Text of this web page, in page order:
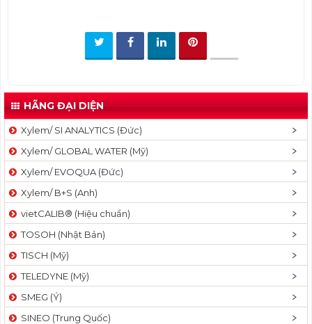
HÃNG ĐẠI DIỆN
Xylem/ SI ANALYTICS (Đức)
Xylem/ GLOBAL WATER (Mỹ)
Xylem/ EVOQUA (Đức)
Xylem/ B+S (Anh)
vietCALIB® (Hiệu chuẩn)
TOSOH (Nhật Bản)
TISCH (Mỹ)
TELEDYNE (Mỹ)
SMEG (Ý)
SINEO (Trung Quốc)